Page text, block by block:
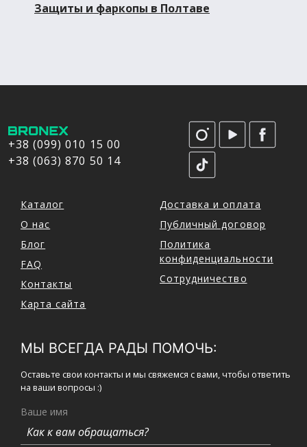
Защиты и фаркопы в Полтаве
+38 (099) 010 15 00
+38 (063) 870 50 14
Каталог
О нас
Блог
FAQ
Контакты
Карта сайта
Доставка и оплата
Публичный договор
Политика
конфиденциальности
Сотрудничество
МЫ ВСЕГДА РАДЫ ПОМОЧЬ:
Оставьте свои контакты и мы свяжемся с вами, чтобы ответить
на ваши вопросы :)
Ваше имя